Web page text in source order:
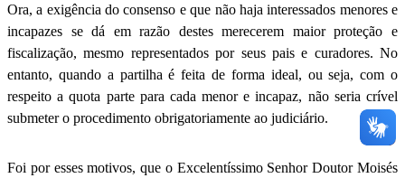
Ora, a exigência do consenso e que não haja interessados menores e
incapazes se dá em razão destes merecerem maior proteção e
fiscalização, mesmo representados por seus pais e curadores. No
entanto, quando a partilha é feita de forma ideal, ou seja, com o
respeito a quota parte para cada menor e incapaz, não seria crível
submeter o procedimento obrigatoriamente ao judiciário.
Foi por esses motivos, que o Excelentíssimo Senhor Doutor Moisés